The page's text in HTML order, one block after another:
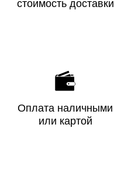
стоимость доставки
Оплата наличными
или картой